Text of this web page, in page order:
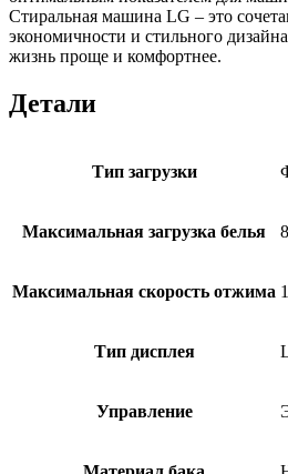
Стиральная машина LG – это
экономичности и стильного
жизнь проще и комфортнее.
Детали
Тип загрузки
Максимальная загрузка белья
Максимальная скорость отжима
Тип дисплея
Управление